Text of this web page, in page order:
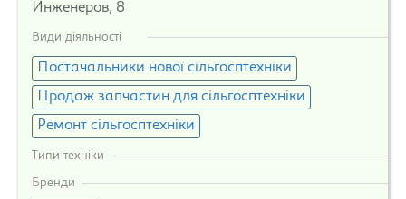
Инженеров, 8
Види діяльності
Постачальники нової сільгосптехніки
Продаж запчастин для сільгосптехніки
Ремонт сільгосптехніки
Типи техніки
Бренди